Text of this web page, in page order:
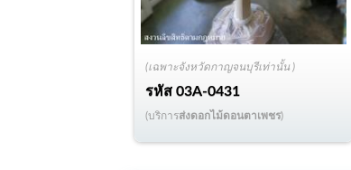
(เฉพาะจังหวัดกาญจนบุรีเท่านั้น )
รหัส03A-0431
(บริการส่งดอกไม้ดอนตาเพชร)